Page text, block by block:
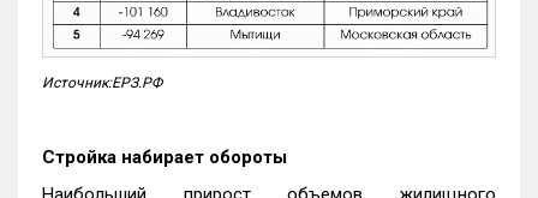
Источник:ЕРЗ.РФ
Стройка набирает обороты